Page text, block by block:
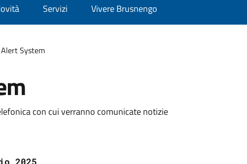
Servizi Vivere Brusnengo
Alert System
con cui verranno comunicate notizie
2025